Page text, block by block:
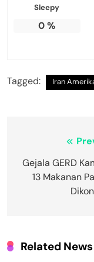
Sleepy
0%
Tagged: Iran
Navigasi
pos
Gejala GERD
13 Makanan
Related News